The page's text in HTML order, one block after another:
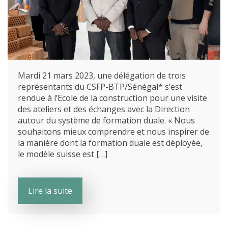
Mardi 21 mars 2023, une délégation de trois
représentants du CSFP-BTP/Sénégal* s’est
rendue à l’Ecole de la construction pour une visite
des ateliers et des échanges avec la Direction
autour du système de formation duale. « Nous
souhaitons mieux comprendre et nous inspirer de
la manière dont la formation duale est déployée,
le modèle suisse est […]
Lire la suite